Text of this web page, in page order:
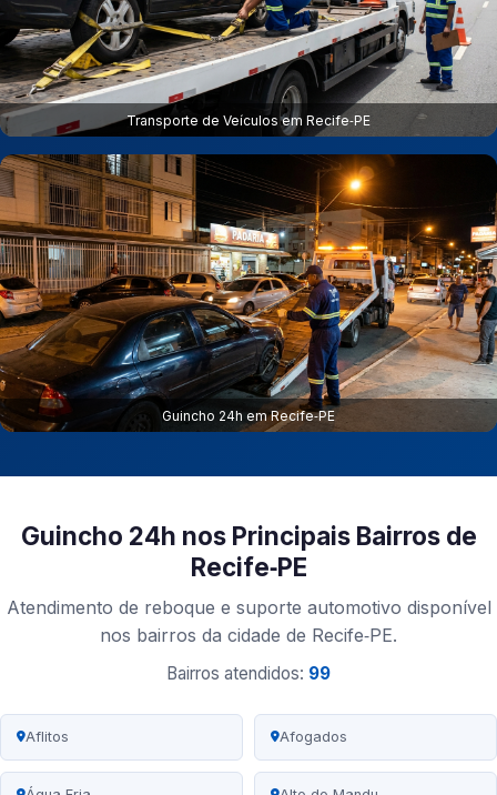
Transporte de Veículos em Recife‑PE
Guincho 24h em Recife‑PE
Guincho 24h nos Principais Bairros de
Recife‑PE
Atendimento de reboque e suporte automotivo disponível
nos bairros da cidade de Recife‑PE.
Bairros atendidos: 99
Aflitos Afogados